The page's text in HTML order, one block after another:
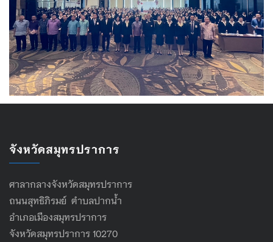
จังหวัดสมุทรปราการ
ศาลากลางจังหวัดสมุทรปราการ
ถนนสุทธิภิรมย์ ตำบลปากน้ำ
อำเภอเมืองสมุทรปราการ
จังหวัดสมุทรปราการ 10270